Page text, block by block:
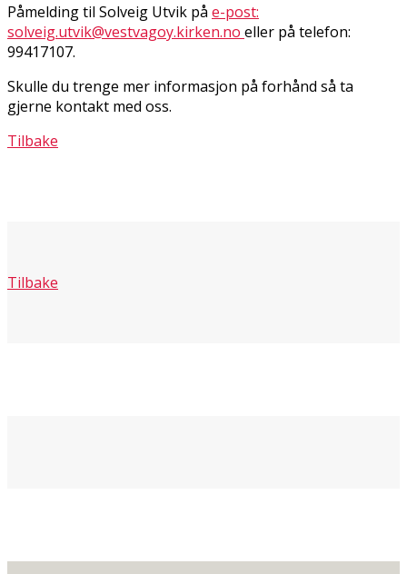
Påmelding til Solveig Utvik på e-post:
solveig.utvik@vestvagoy.kirken.no eller på telefon:
99417107.
Skulle du trenge mer informasjon på forhånd så ta
gjerne kontakt med oss.
Tilbake
Tilbake